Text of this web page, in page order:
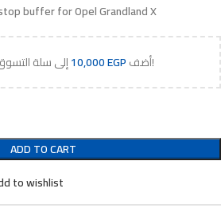
stop buffer for Opel Grandland X
أضف 10,000EGP إلى سلة التسوق واحصل على شحن مجاني!
ADD TO CART
to wishlist